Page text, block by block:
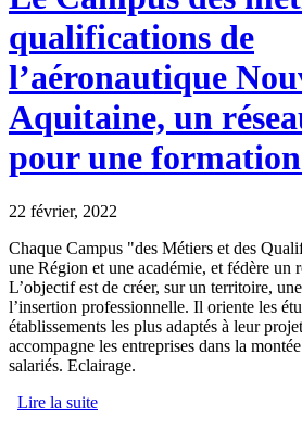
qualifications de
l’aéronautique
Aquitaine, un
pour une
22 février, 2022
Chaque Campus "des Métiers et des
une Région et une académie, et fédère un
L’objectif est de créer, sur un territoire,
l’insertion professionnelle. Il oriente les
établissements les plus adaptés à leur
accompagne les entreprises dans la
salariés. Eclairage.
Lire la suite